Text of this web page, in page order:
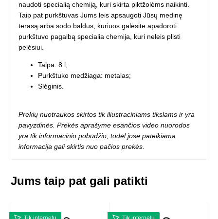
naudoti specialią chemiją, kuri skirta piktžolėms naikinti.
Taip pat purkštuvas Jums leis apsaugoti Jūsų medinę
terasą arba sodo baldus, kuriuos galėsite apadoroti
purkštuvo pagalbą specialia chemija, kuri neleis plisti
pelėsiui.
Talpa: 8 l;
Purkštuko medžiaga: metalas;
Slėginis.
Prekių nuotraukos skirtos tik iliustraciniams tikslams ir yra
pavyzdinės. Prekės aprašyme esančios video nuorodos
yra tik informacinio pobūdžio, todėl jose pateikiama
informacija gali skirtis nuo pačios prekės.
Jums taip pat gali patikti